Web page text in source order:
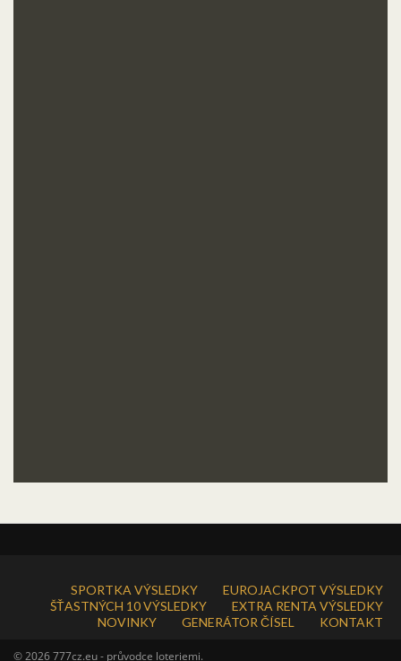
SPORTKA VÝSLEDKY
EUROJACKPOT VÝSLEDKY
ŠŤASTNÝCH 10 VÝSLEDKY
EXTRA RENTA VÝSLEDKY
NOVINKY
GENERÁTOR ČÍSEL KONTAKT
© 2026 777cz.eu - průvodce loteriemi.